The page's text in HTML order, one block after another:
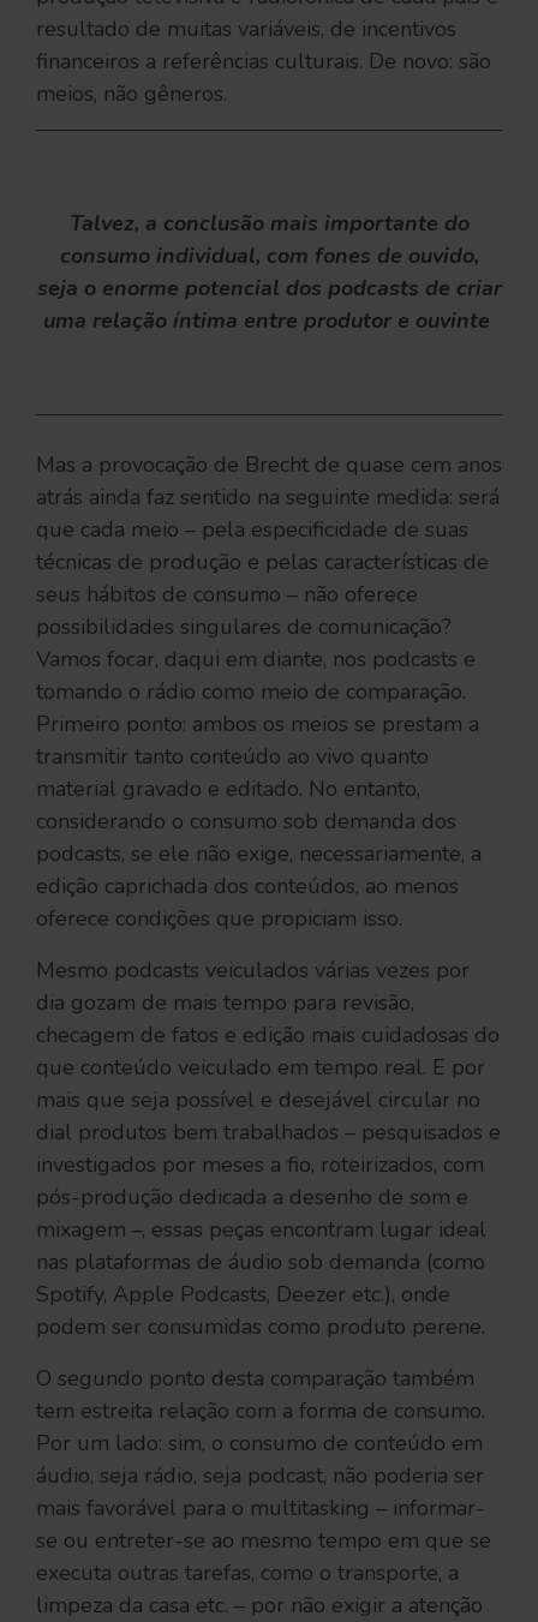
resultado de muitas variáveis, de incentivos
financeiros a referências culturais. De novo: são
meios, não gêneros.
Talvez, a conclusão mais importante do
consumo individual, com fones de ouvido,
seja o enorme potencial dos podcasts de criar
uma relação íntima entre produtor e ouvinte
Mas a provocação de Brecht de quase cem anos
atrás ainda faz sentido na seguinte medida: será
que cada meio – pela especificidade de suas
técnicas de produção e pelas características de
seus hábitos de consumo – não oferece
possibilidades singulares de comunicação?
Vamos focar, daqui em diante, nos podcasts e
tomando o rádio como meio de comparação.
Primeiro ponto: ambos os meios se prestam a
transmitir tanto conteúdo ao vivo quanto
material gravado e editado. No entanto,
considerando o consumo sob demanda dos
podcasts, se ele não exige, necessariamente, a
edição caprichada dos conteúdos, ao menos
oferece condições que propiciam isso.
Mesmo podcasts veiculados várias vezes por
dia gozam de mais tempo para revisão,
checagem de fatos e edição mais cuidadosas do
que conteúdo veiculado em tempo real. E por
mais que seja possível e desejável circular no
dial produtos bem trabalhados – pesquisados e
investigados por meses a fio, roteirizados, com
pós-produção dedicada a desenho de som e
mixagem –, essas peças encontram lugar ideal
nas plataformas de áudio sob demanda (como
Spotify, Apple Podcasts, Deezer etc.), onde
podem ser consumidas como produto perene.
O segundo ponto desta comparação também
tem estreita relação com a forma de consumo.
Por um lado: sim, o consumo de conteúdo em
áudio, seja rádio, seja podcast, não poderia ser
mais favorável para o multitasking – informar-
se ou entreter-se ao mesmo tempo em que se
executa outras tarefas, como o transporte, a
limpeza da casa etc. – por não exigir a atenção